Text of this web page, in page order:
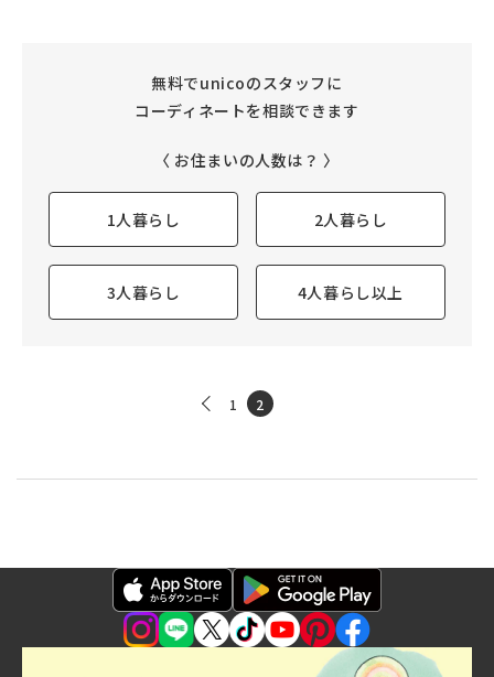
無料でunicoのスタッフに
コーディネートを相談できます
〈 お住まいの人数は？ 〉
1人暮らし 2人暮らし
3人暮らし 4人暮らし以上
1 2